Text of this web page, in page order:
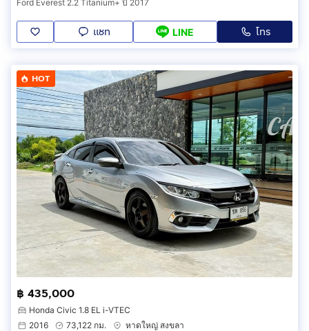
Ford Everest 2.2 Titanium+ ปี 2017
แชท LINE โทร
HOT
฿ 435,000
Honda Civic 1.8 EL i-VTEC
2016
73,122 กม.
หาดใหญ่ สงขลา